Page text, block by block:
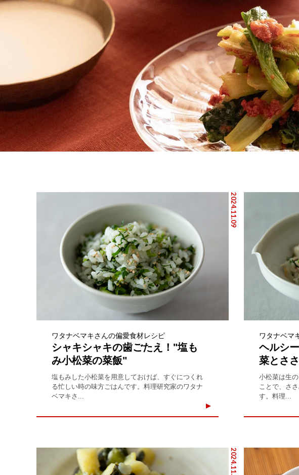
2024.11.09
ワタナベマキさんの偏愛食材レシピ
シャキシャキの歯ごたえ！"塩も
み小松菜の菜飯"
塩もみした小松菜を用意しておけば、すぐにつくれ
る忙しい時の味方ごはんです。料理研究家のワタナ
ベマキさ...
ワタナベマ
ヘルシ
菜とさ
小松菜は生
ことで、さ
す。料理...
2024.11.05